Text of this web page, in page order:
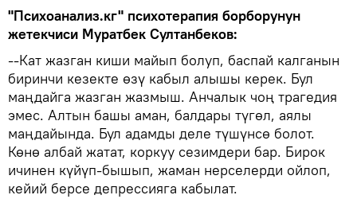
"Психоанализ.кг" психотерапия борборунун
жетекчиси Муратбек Султанбеков:
--Кат жазган киши майып болуп, баспай калганын
биринчи кезекте өзү кабыл алышы керек. Бул
маңдайга жазган жазмыш. Анчалык чоң трагедия
эмес. Алтын башы аман, балдары түгөл, аялы
маңдайында. Бул адамды деле түшүнсө болот.
Көнө албай жатат, коркуу сезимдери бар. Бирок
ичинен күйүп-бышып, жаман нерселерди ойлоп,
кейий берсе депрессияга кабылат.